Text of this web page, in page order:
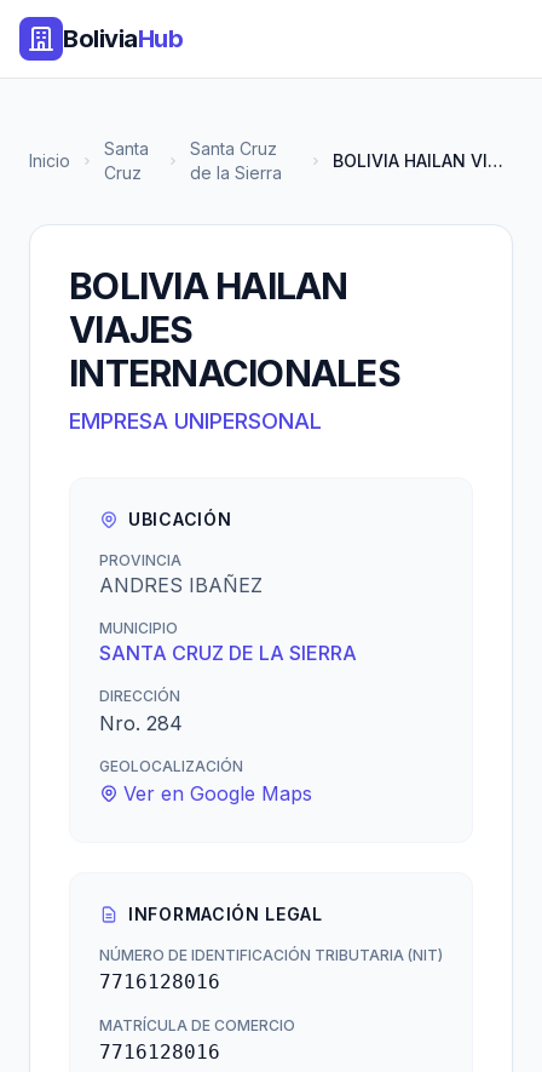
BoliviaHub
Inicio
Santa
Cruz
Santa Cruz
de la Sierra
BOLIVIA HAILAN VIAJES INTERNAC...
BOLIVIA HAILAN
VIAJES
INTERNACIONALES
EMPRESA UNIPERSONAL
UBICACIÓN
PROVINCIA
ANDRES IBAÑEZ
MUNICIPIO
SANTA CRUZ DE LA SIERRA
DIRECCIÓN
Nro. 284
GEOLOCALIZACIÓN
Ver en Google Maps
INFORMACIÓN LEGAL
NÚMERO DE IDENTIFICACIÓN TRIBUTARIA (NIT)
7716128016
MATRÍCULA DE COMERCIO
7716128016